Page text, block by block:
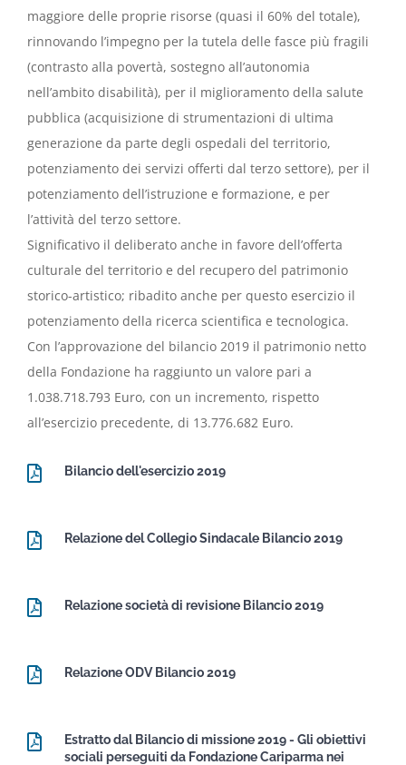
maggiore delle proprie risorse (quasi il 60% del totale),
rinnovando l’impegno per la tutela delle fasce più fragili
(contrasto alla povertà, sostegno all’autonomia
nell’ambito disabilità), per il miglioramento della salute
pubblica (acquisizione di strumentazioni di ultima
generazione da parte degli ospedali del territorio,
potenziamento dei servizi offerti dal terzo settore), per il
potenziamento dell’istruzione e formazione, e per
l’attività del terzo settore.
Significativo il deliberato anche in favore dell’offerta
culturale del territorio e del recupero del patrimonio
storico-artistico; ribadito anche per questo esercizio il
potenziamento della ricerca scientifica e tecnologica.
Con l’approvazione del bilancio 2019 il patrimonio netto
della Fondazione ha raggiunto un valore pari a
1.038.718.793 Euro, con un incremento, rispetto
all’esercizio precedente, di 13.776.682 Euro.
Bilancio dell'esercizio 2019
Relazione del Collegio Sindacale Bilancio 2019
Relazione società di revisione Bilancio 2019
Relazione ODV Bilancio 2019
Estratto dal Bilancio di missione 2019 - Gli obiettivi
sociali perseguiti da Fondazione Cariparma nei